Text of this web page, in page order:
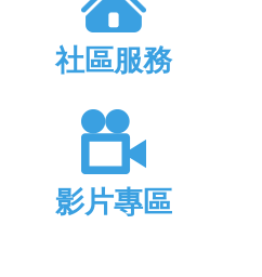
社區服務
影片專區